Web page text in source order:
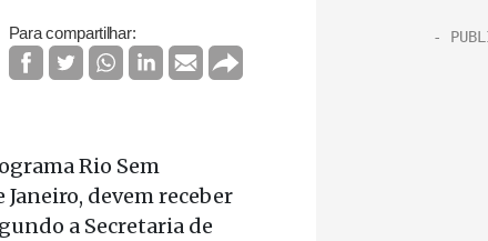
Para compartilhar:
Rio Sem
devem receber
a Secretaria de